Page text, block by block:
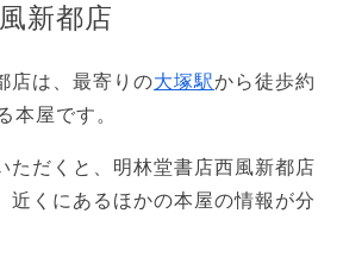
新都店
店は、最寄りの大塚駅から徒歩約
本屋です。
ただくと、明林堂書店西風新都店
近くにあるほかの本屋の情報が分